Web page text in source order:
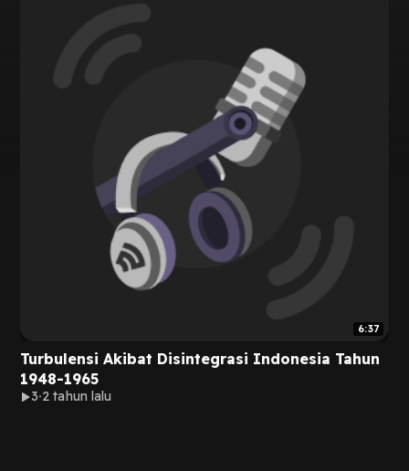
6:37
Turbulensi Akibat Disintegrasi Indonesia Tahun
1948-1965
3 2 tahun lalu